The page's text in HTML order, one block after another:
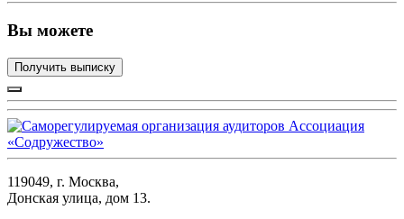
Вы можете
Получить выписку
119049, г. Москва,
Донская улица, дом 13.